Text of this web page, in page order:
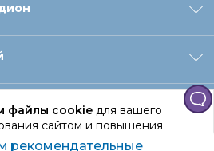
файлы cookieдля вашего
сайтом и повышения
рекомендаций.
рекомендательные